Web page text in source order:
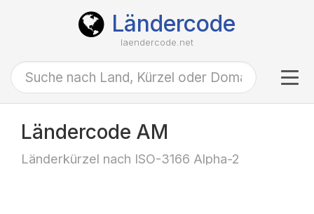
Ländercode
laendercode.net
Ländercode AM
Länderkürzel nach ISO-3166 Alpha-2